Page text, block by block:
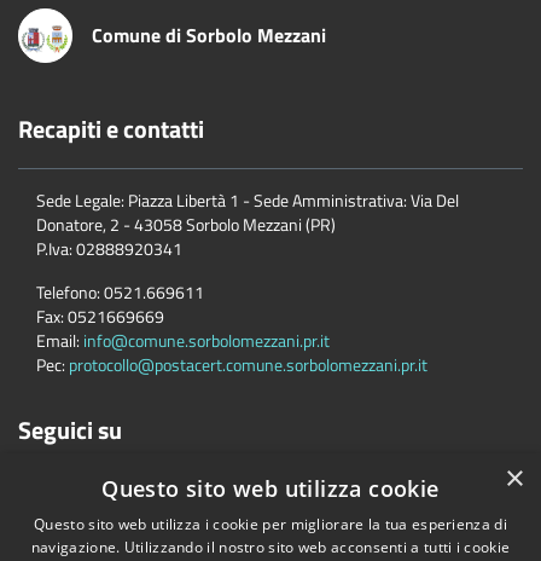
Comune di Sorbolo Mezzani
Recapiti e contatti
Sede Legale: Piazza Libertà 1 - Sede Amministrativa: Via Del
Donatore, 2 - 43058 Sorbolo Mezzani (PR)
P.Iva:02888920341
Telefono:0521.669611
Fax:0521669669
Email: info@comune.sorbolomezzani.pr.it
Pec: protocollo@postacert.comune.sorbolomezzani.pr.it
Seguici su
×
Questo sito web utilizza cookie
Questo sito web utilizza i cookie per migliorare la tua esperienza di
navigazione. Utilizzando il nostro sito web acconsenti a tutti i cookie